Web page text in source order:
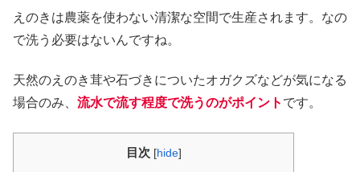
えのきは農薬を使わない清潔な空間で生産されます。なの
で洗う必要はないんですね。
天然のえのき茸や石づきについたオガクズなどが気になる
場合のみ、 流水で流す程度で洗うのがポイント です。
目次 [hide]